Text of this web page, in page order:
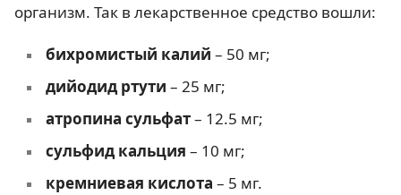
организм. Так в лекарственное средство вошли:
бихромистый калий – 50 мг;
дийодид ртути – 25 мг;
атропина сульфат– 12.5 мг;
сульфид кальция – 10 мг;
кремниевая кислота – 5 мг.